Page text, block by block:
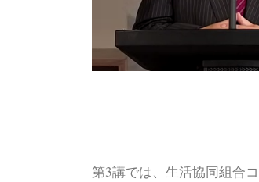
第3講では、生活協同組合